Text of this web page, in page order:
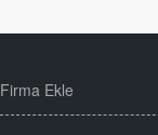
Firma Ekle